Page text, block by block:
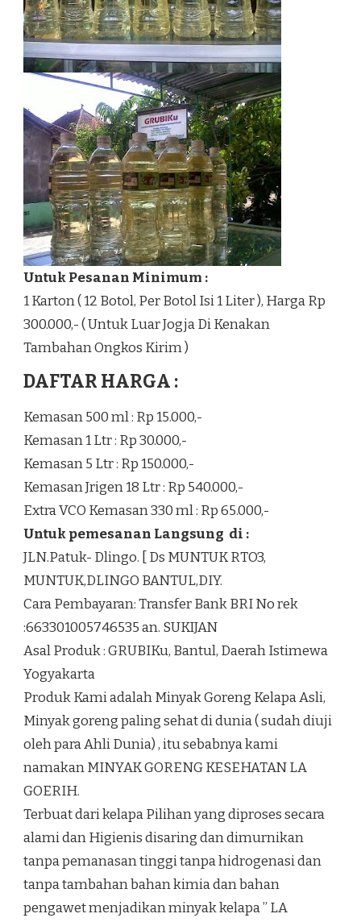
Untuk Pesanan Minimum :
1 Karton ( 12 Botol, Per Botol Isi 1 Liter ), Harga Rp
300.000,- ( Untuk Luar Jogja Di Kenakan
Tambahan Ongkos Kirim )
DAFTAR HARGA :
Kemasan 500 ml : Rp 15.000,-
Kemasan 1 Ltr : Rp 30.000,-
Kemasan 5 Ltr : Rp 150.000,-
Kemasan Jrigen 18 Ltr : Rp 540.000,-
Extra VCO Kemasan 330 ml : Rp 65.000,-
Untuk pemesanan Langsung di :
JLN.Patuk- Dlingo. [ Ds MUNTUK RTO3,
MUNTUK,DLINGO BANTUL,DIY.
Cara Pembayaran: Transfer Bank BRI No rek
:663301005746535 an. SUKIJAN
Asal Produk : GRUBIKu, Bantul, Daerah Istimewa
Yogyakarta
Produk Kami adalah Minyak Goreng Kelapa Asli,
Minyak goreng paling sehat di dunia ( sudah diuji
oleh para Ahli Dunia) , itu sebabnya kami
namakan MINYAK GORENG KESEHATAN LA
GOERIH.
Terbuat dari kelapa Pilihan yang diproses secara
alami dan Higienis disaring dan dimurnikan
tanpa pemanasan tinggi tanpa hidrogenasi dan
tanpa tambahan bahan kimia dan bahan
pengawet menjadikan minyak kelapa ” LA